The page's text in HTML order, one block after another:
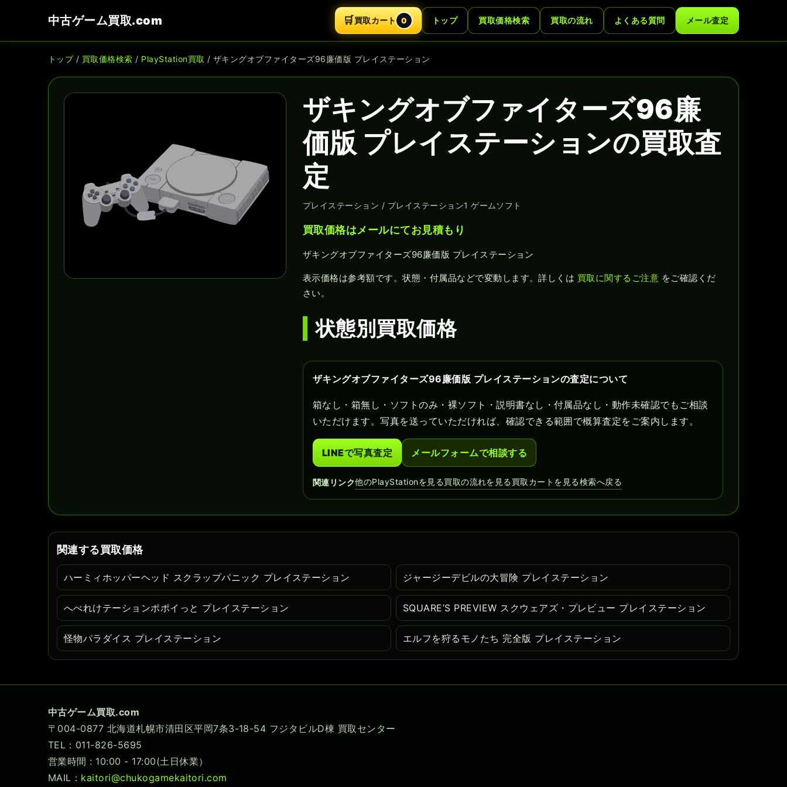
中古ゲーム買取.com 🛒買取カート 0 トップ 買取価格検索 買取の流れ よくある質問 メール査定
トップ/ 買取価格検索 / PlayStation買取 / ザキングオブファイターズ96廉価版 プレイステーション
ザキングオブファイターズ96廉
価版 プレイステーションの買取査
定
プレイステーション / プレイステーション1 ゲームソフト
買取価格はメールにてお見積もり
ザキングオブファイターズ96廉価版 プレイステーション
表示価格は参考額です。状態・付属品などで変動します。詳しくは 買取に関するご注意 をご確認くだ
さい。
状態別買取価格
ザキングオブファイターズ96廉価版 プレイステーションの査定について
箱なし・箱無し・ソフトのみ・裸ソフト・説明書なし・付属品なし・動作未確認でもご相談
いただけます。写真を送っていただければ、確認できる範囲で概算査定をご案内します。
LINEで写真査定 メールフォームで相談する
関連リンク他のPlayStationを見る買取の流れを見る買取カートを見る検索へ戻る
関連する買取価格
ハーミィホッパーヘッド スクラップパニック プレイステーション ジャージーデビルの大冒険 プレイステーション
へべれけテーションポポイっと プレイステーション SQUARE’S PREVIEW スクウェアズ・プレビュー プレイステーション
怪物パラダイス プレイステーション エルフを狩るモノたち 完全版 プレイステーション
中古ゲーム買取.com
〒004-0877 北海道札幌市清田区平岡7条3-18-54 フジタビルD棟 買取センター
TEL：011-826-5695
営業時間 : 10:00 - 17:00(土日休業）
MAIL： kaitori@chukogamekaitori.com